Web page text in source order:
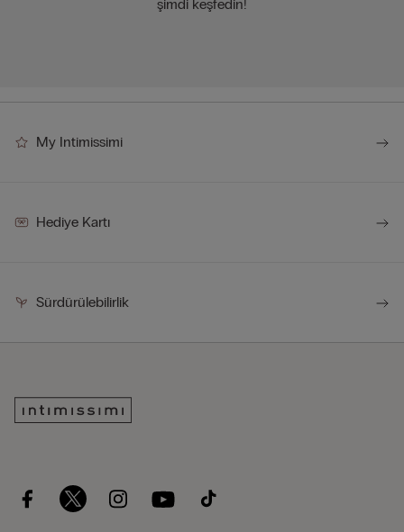
şimdi keşfedin!
My Intimissimi
Hediye Kartı
Sürdürülebilirlik